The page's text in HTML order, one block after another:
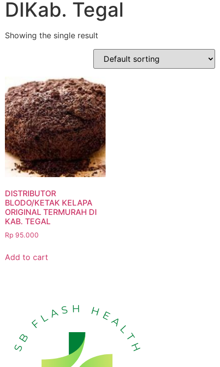
DIKab. Tegal
Showing the single result
DISTRIBUTOR
BLODO/KETAK KELAPA
ORIGINAL TERMURAH DI
KAB. TEGAL
Rp 95.000
Add to cart